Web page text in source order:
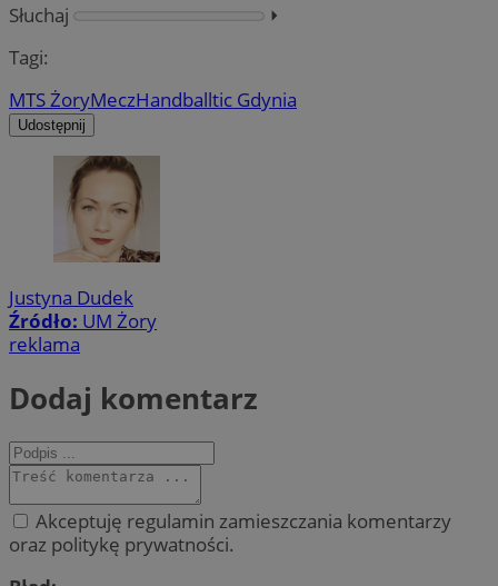
Słuchaj
⏵︎
Tagi:
MTS ŻoryMeczHandballtic Gdynia
Udostępnij
Justyna Dudek
Źródło: UM Żory
reklama
Dodaj komentarz
Akceptuję regulamin zamieszczania komentarzy
oraz politykę prywatności.